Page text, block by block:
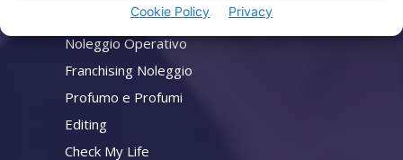
Cookie Policy Privacy
Lead Generation
Noleggio Operativo
Franchising Noleggio
Profumo e Profumi
Editing
Check My Life